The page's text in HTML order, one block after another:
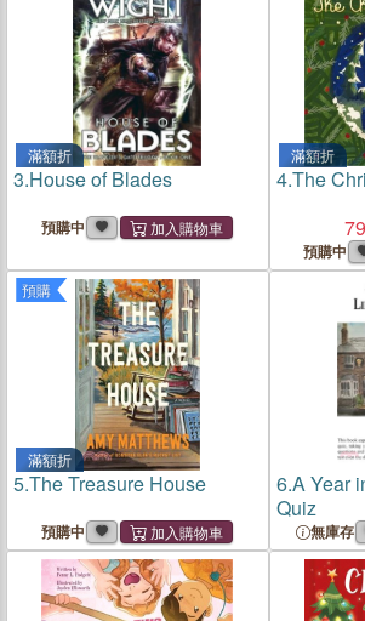
滿額折
3.House of Blades
預購中
滿額折
4.The
79
預購中
預購
滿額折
5.The Treasure House
預購中
6.A Year
Quiz
無庫存